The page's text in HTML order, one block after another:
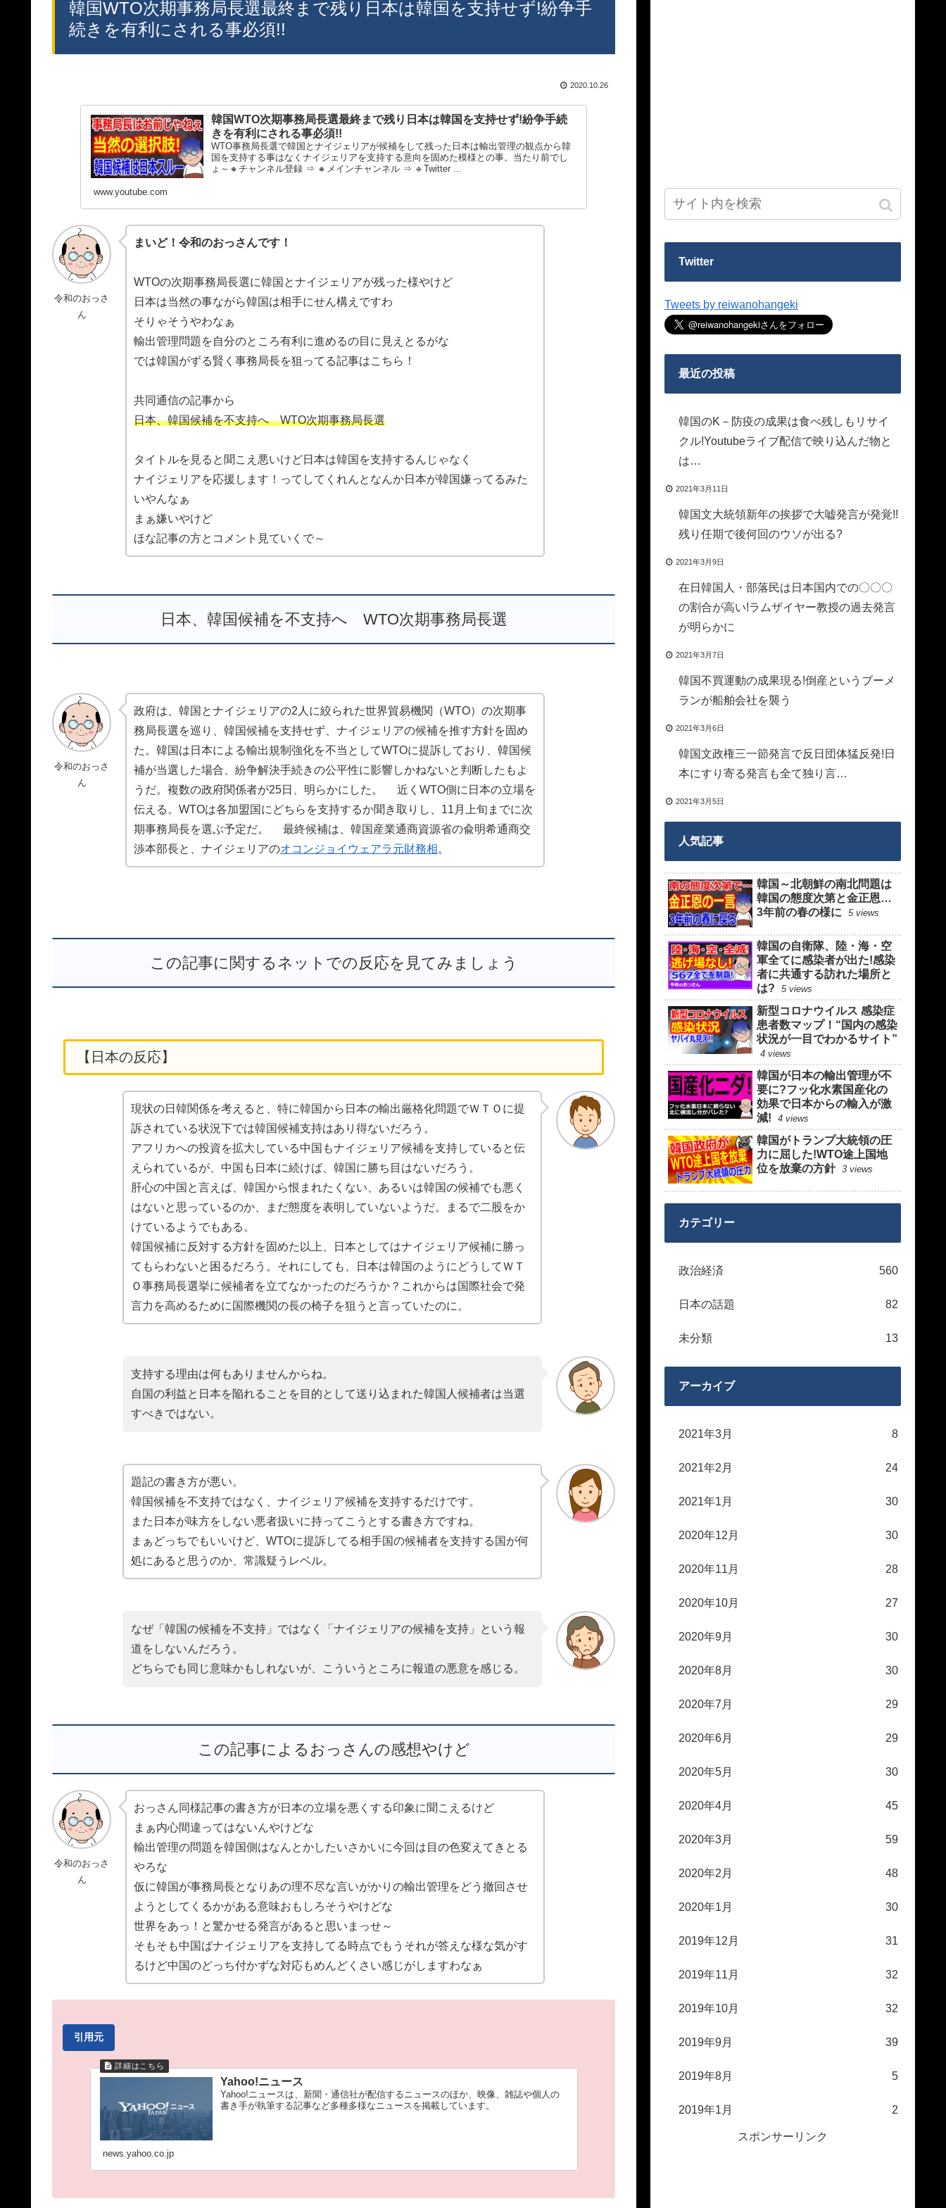
韓国WTO次期事務局長選最終まで残り日本は韓国を支持せず!紛争手
続きを有利にされる事必須!!
2020.10.26
韓国WTO次期事務局長選最終まで残り日本は韓国を支持せず!紛争手続
きを有利にされる事必須!!
WTO事務局長選で韓国とナイジェリアが候補をして残った日本は輸出管理の観点から韓
国を支持する事はなくナイジェリアを支持する意向を固めた模様との事。当たり前でし
ょ～🔸チャンネル登録 ⇒ 🔸メインチャンネル ⇒ 🔹Twitter ...
www.youtube.com
令和のおっさ
ん
まいど！令和のおっさんです！
WTOの次期事務局長選に韓国とナイジェリアが残った様やけど
日本は当然の事ながら韓国は相手にせん構えですわ
そりゃそうやわなぁ
輸出管理問題を自分のところ有利に進めるの目に見えとるがな
では韓国がずる賢く事務局長を狙ってる記事はこちら！
共同通信の記事から
日本、韓国候補を不支持へ WTO次期事務局長選
タイトルを見ると聞こえ悪いけど日本は韓国を支持するんじゃなく
ナイジェリアを応援します！ってしてくれんとなんか日本が韓国嫌ってるみた
いやんなぁ
まぁ嫌いやけど
ほな記事の方とコメント見ていくで～
日本、韓国候補を不支持へ WTO次期事務局長選
令和のおっさ
ん
政府は、韓国とナイジェリアの2人に絞られた世界貿易機関（WTO）の次期事
務局長選を巡り、韓国候補を支持せず、ナイジェリアの候補を推す方針を固め
た。韓国は日本による輸出規制強化を不当としてWTOに提訴しており、韓国候
補が当選した場合、紛争解決手続きの公平性に影響しかねないと判断したもよ
うだ。複数の政府関係者が25日、明らかにした。 近くWTO側に日本の立場を
伝える。WTOは各加盟国にどちらを支持するか聞き取りし、11月上旬までに次
期事務局長を選ぶ予定だ。 最終候補は、韓国産業通商資源省の兪明希通商交
渉本部長と、ナイジェリアのオコンジョイウェアラ元財務相。
この記事に関するネットでの反応を見てみましょう
【日本の反応】
現状の日韓関係を考えると、特に韓国から日本の輸出厳格化問題でＷＴＯに提
訴されている状況下では韓国候補支持はあり得ないだろう。
アフリカへの投資を拡大している中国もナイジェリア候補を支持していると伝
えられているが、中国も日本に続けば、韓国に勝ち目はないだろう。
肝心の中国と言えば、韓国から恨まれたくない、あるいは韓国の候補でも悪く
はないと思っているのか、まだ態度を表明していないようだ。まるで二股をか
けているようでもある。
韓国候補に反対する方針を固めた以上、日本としてはナイジェリア候補に勝っ
てもらわないと困るだろう。それにしても、日本は韓国のようにどうしてＷＴ
Ｏ事務局長選挙に候補者を立てなかったのだろうか？これからは国際社会で発
言力を高めるために国際機関の長の椅子を狙うと言っていたのに。
支持する理由は何もありませんからね。
自国の利益と日本を陥れることを目的として送り込まれた韓国人候補者は当選
すべきではない。
題記の書き方が悪い。
韓国候補を不支持ではなく、ナイジェリア候補を支持するだけです。
また日本が味方をしない悪者扱いに持ってこうとする書き方ですね。
まぁどっちでもいいけど、WTOに提訴してる相手国の候補者を支持する国が何
処にあると思うのか、常識疑うレベル。
なぜ「韓国の候補を不支持」ではなく「ナイジェリアの候補を支持」という報
道をしないんだろう。
どちらでも同じ意味かもしれないが、こういうところに報道の悪意を感じる。
この記事によるおっさんの感想やけど
令和のおっさ
ん
おっさん同様記事の書き方が日本の立場を悪くする印象に聞こえるけど
まぁ内心間違ってはないんやけどな
輸出管理の問題を韓国側はなんとかしたいさかいに今回は目の色変えてきとる
やろな
仮に韓国が事務局長となりあの理不尽な言いがかりの輸出管理をどう撤回させ
ようとしてくるかがある意味おもしろそうやけどな
世界をあっ！と驚かせる発言があると思いまっせ～
そもそも中国ばナイジェリアを支持してる時点でもうそれが答えな様な気がす
るけど中国のどっち付かずな対応もめんどくさい感じがしますわなぁ
引用元
Yahoo!ニュース
Yahoo!ニュースは、新聞・通信社が配信するニュースのほか、映像、雑誌や個人の
書き手が執筆する記事など多種多様なニュースを掲載しています。
news.yahoo.co.jp
Twitter
Tweets by reiwanohangeki
最近の投稿
韓国のK－防疫の成果は食べ残しもリサイ
クル!Youtubeライブ配信で映り込んだ物と
は…
2021年3月11日
韓国文大統領新年の挨拶で大嘘発言が発覚!!
残り任期で後何回のウソが出る?
2021年3月9日
在日韓国人・部落民は日本国内での〇〇〇
の割合が高い!ラムザイヤー教授の過去発言
が明らかに
2021年3月7日
韓国不買運動の成果現る!倒産というブーメ
ランが船舶会社を襲う
2021年3月6日
韓国文政権三一節発言で反日団体猛反発!日
本にすり寄る発言も全て独り言…
2021年3月5日
人気記事
韓国～北朝鮮の南北問題は
韓国の態度次第と金正恩…
3年前の春の様に
5 views
韓国の自衛隊、陸・海・空
軍全てに感染者が出た!感染
者に共通する訪れた場所と
は?
5 views
新型コロナウイルス 感染症
患者数マップ！“国内の感染
状況が一目でわかるサイト”
4 views
韓国が日本の輸出管理が不
要に?フッ化水素国産化の
効果で日本からの輸入が激
減!
4 views
韓国がトランプ大統領の圧
力に屈した!WTO途上国地
位を放棄の方針 3 views
カテゴリー
政治経済 560
日本の話題 82
未分類 13
アーカイブ
2021年3月 8
2021年2月 24
2021年1月 30
2020年12月 30
2020年11月 28
2020年10月 27
2020年9月 30
2020年8月 30
2020年7月 29
2020年6月 29
2020年5月 30
2020年4月 45
2020年3月 59
2020年2月 48
2020年1月 30
2019年12月 31
2019年11月 32
2019年10月 32
2019年9月 39
2019年8月 5
2019年1月 2
スポンサーリンク